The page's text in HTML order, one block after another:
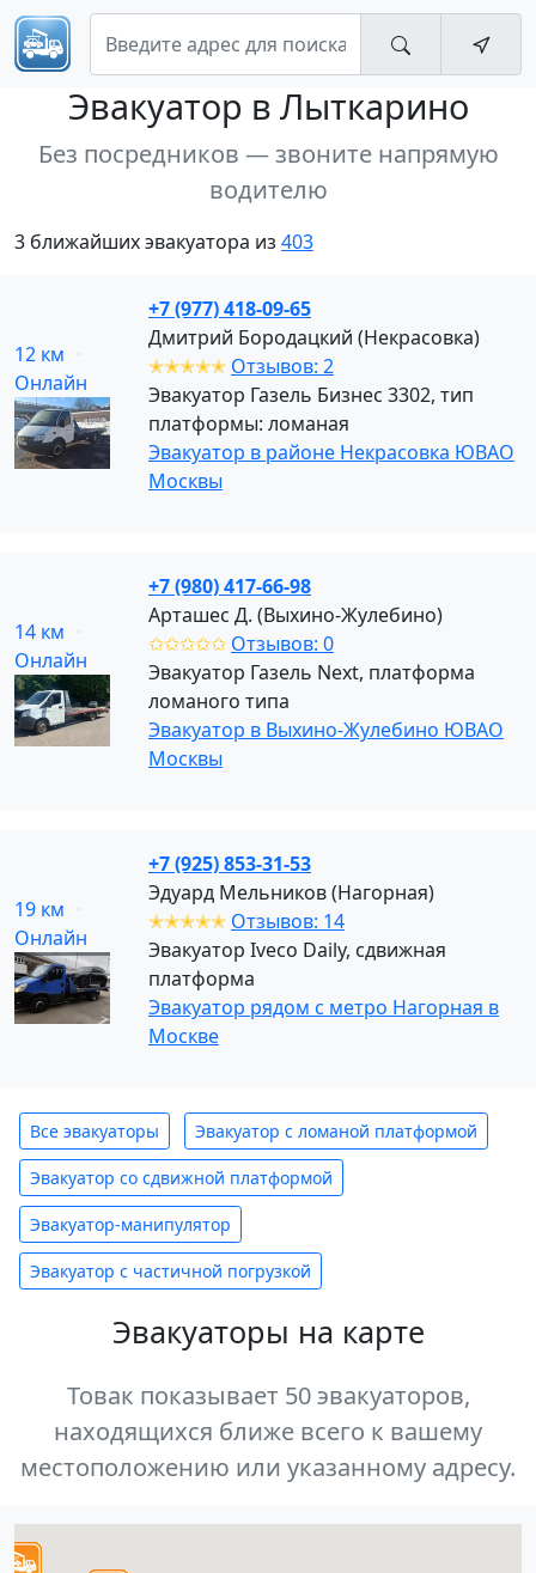
Эвакуатор в Лыткарино
Без посредников — звоните напрямую
водителю
3 ближайших эвакуатора из 403
12 км
Онлайн
+7 (977) 418-09-65
Дмитрий Бородацкий (Некрасовка)
✭✭✭✭✭ Отзывов: 2
Эвакуатор Газель Бизнес 3302, тип
платформы: ломаная
Эвакуатор в районе Некрасовка ЮВАО
Москвы
14 км
Онлайн
+7 (980) 417-66-98
Арташес Д. (Выхино-Жулебино)
✩✩✩✩✩ Отзывов: 0
Эвакуатор Газель Next, платформа
ломаного типа
Эвакуатор в Выхино-Жулебино ЮВАО
Москвы
19 км
Онлайн
+7 (925) 853-31-53
Эдуард Мельников (Нагорная)
✭✭✭✭✭ Отзывов: 14
Эвакуатор Iveco Daily, сдвижная
платформа
Эвакуатор рядом с метро Нагорная в
Москве
Все эвакуаторы Эвакуатор с ломаной платформой
Эвакуатор со сдвижной платформой
Эвакуатор-манипулятор
Эвакуатор с частичной погрузкой
Эвакуаторы на карте
Товак показывает 50 эвакуаторов,
находящихся ближе всего к вашему
местоположению или указанному адресу.